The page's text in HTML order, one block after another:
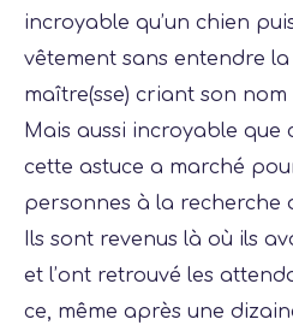
incroyable qu’un chien
vêtement sans entendre la
maître(sse) criant son
Mais aussi incroyable que
cette astuce a marché
personnes à la recherche
Ils sont revenus là où ils
et l’ont retrouvé les
ce, même après une